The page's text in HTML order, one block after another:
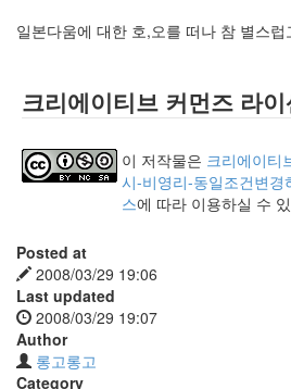
일본다움에 대한 호,오를 떠나 참 별스
크리에이티브 커먼즈 라
이 저작물은 크리에이티
시-비영리-동일조건변
스에 따라 이용하실 수
Posted at
2008/03/29 19:06
Last updated
2008/03/29 19:07
Author
롱고롱고
Category